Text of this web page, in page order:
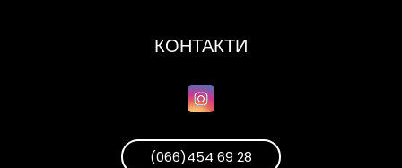
КОНТАКТИ
(066)454 69 28